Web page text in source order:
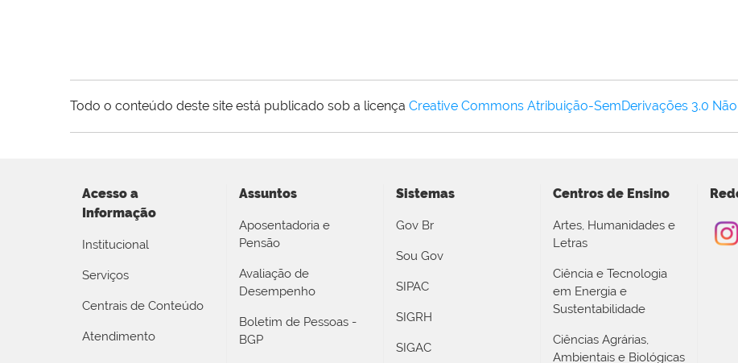
Todo o conteúdo deste site está publicado sob a licença Creative Commons Atribuição-SemDerivações 3.0
Acesso a
Informação
Institucional
Serviços
Centrais de Conteúdo
Atendimento
Assuntos
Aposentadoria e
Pensão
Avaliação de
Desempenho
Boletim de Pessoas -
BGP
Sistemas
Gov Br
Sou Gov
SIPAC
SIGRH
SIGAC
Centros de Ensino
Artes, Humanidades e
Letras
Ciência e Tecnologia
em Energia e
Sustentabilidade
Ciências Agrárias,
Ambientais e Biológicas